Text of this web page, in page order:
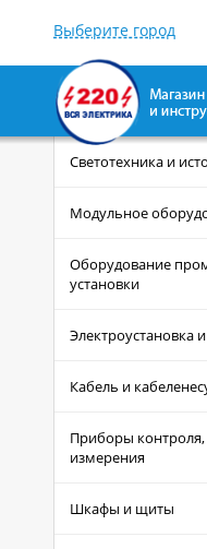
Светотехника и
Модульное
Оборудование
установки
Электроустановка
Кабель и
Приборы контроля,
измерения
Шкафы и щиты